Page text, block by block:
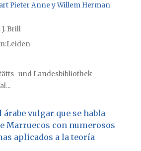
Pieter Anne y Willem Herman
J. Brill
Leiden
und Landesbibliothek
vulgar que se habla
Marruecos con numerosos
aplicados a la teoría